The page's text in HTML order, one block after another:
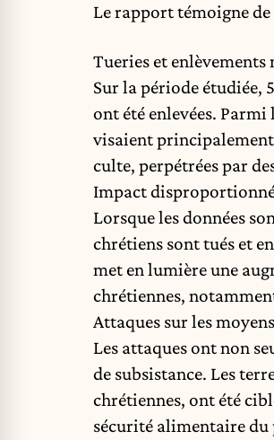
Le rapport témoigne de
Tueries et enlèvements
Sur la période étudiée,
ont été enlevées.
visaient
culte, perpétrées par
Impact
Lorsque les données
chrétiens sont tués et
met en lumière une
chrétiennes,
Attaques sur les
Les attaques ont non
de subsistance. Les
chrétiennes, ont été
sécurité alimentaire du